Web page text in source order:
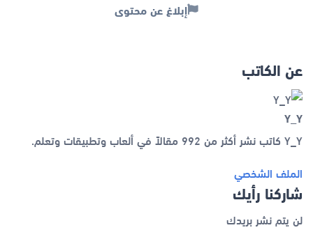
إبلاغ عن محتوى
عن الكاتب
Y_Y
Y_Y كاتب نشر أكثر من 992 مقالاً في ألعاب وتطبيقات وتعلم.
الملف الشخصي
شاركنا رأيك
لن يتم نشر بريدك